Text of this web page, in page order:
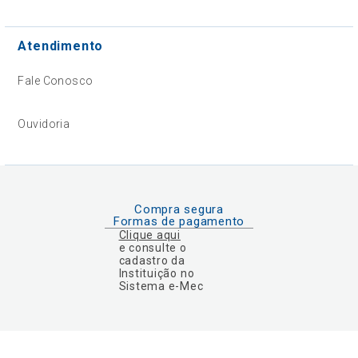
Atendimento
Fale Conosco
Ouvidoria
Compra segura
Formas de pagamento
Clique aqui
e consulte o
cadastro da
Instituição no
Sistema e-Mec